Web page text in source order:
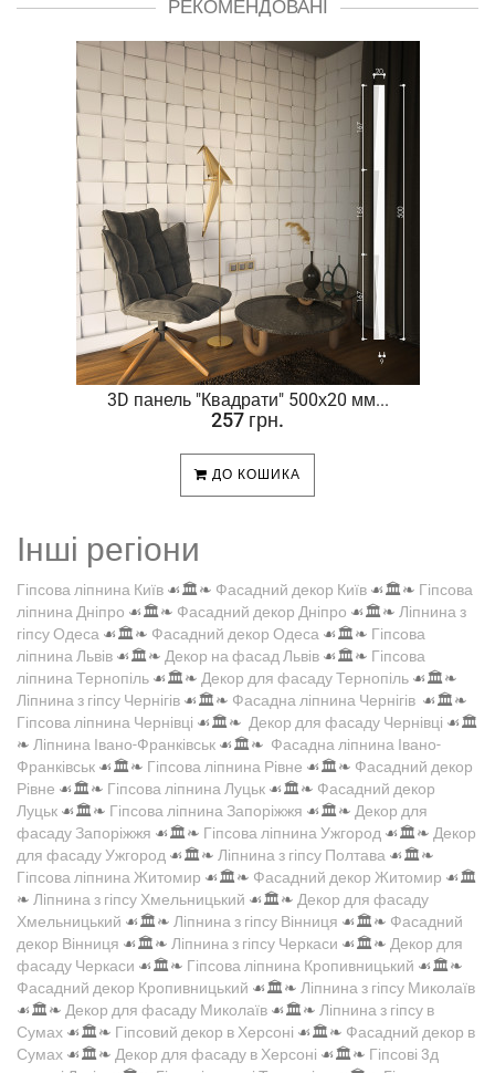
РЕКОМЕНДОВАНІ
3D панель "Квадрати" 500х20 мм...
257 грн.
ДО КОШИКА
Інші регіони
Гіпсова ліпнина Київ ☙🏛️❧ Фасадний декор Київ ☙🏛️❧ Гіпсова
ліпнина Дніпро ☙🏛️❧ Фасадний декор Дніпро ☙🏛️❧ Ліпнина з
гіпсу Одеса ☙🏛️❧ Фасадний декор Одеса ☙🏛️❧ Гіпсова
ліпнина Львів ☙🏛️❧ Декор на фасад Львів ☙🏛️❧ Гіпсова
ліпнина Тернопіль ☙🏛️❧ Декор для фасаду Тернопіль ☙🏛️❧
Ліпнина з гіпсу Чернігів ☙🏛️❧ Фасадна ліпнина Чернігів ☙🏛️❧
Гіпсова ліпнина Чернівці ☙🏛️❧ Декор для фасаду Чернівці ☙🏛️
❧ Ліпнина Івано-Франківськ ☙🏛️❧ Фасадна ліпнина Івано-
Франківськ ☙🏛️❧ Гіпсова ліпнина Рівне ☙🏛️❧ Фасадний декор
Рівне ☙🏛️❧ Гіпсова ліпнина Луцьк ☙🏛️❧ Фасадний декор
Луцьк ☙🏛️❧ Гіпсова ліпнина Запоріжжя ☙🏛️❧ Декор для
фасаду Запоріжжя ☙🏛️❧ Гіпсова ліпнина Ужгород ☙🏛️❧ Декор
для фасаду Ужгород ☙🏛️❧ Ліпнина з гіпсу Полтава ☙🏛️❧
Гіпсова ліпнина Житомир ☙🏛️❧ Фасадний декор Житомир ☙🏛️
❧ Ліпнина з гіпсу Хмельницький ☙🏛️❧ Декор для фасаду
Хмельницький ☙🏛️❧ Ліпнина з гіпсу Вінниця ☙🏛️❧ Фасадний
декор Вінниця ☙🏛️❧ Ліпнина з гіпсу Черкаси ☙🏛️❧ Декор для
фасаду Черкаси ☙🏛️❧ Гіпсова ліпнина Кропивницький ☙🏛️❧
Фасадний декор Кропивницький ☙🏛️❧ Ліпнина з гіпсу Миколаїв
☙🏛️❧ Декор для фасаду Миколаїв ☙🏛️❧ Ліпнина з гіпсу в
Сумах ☙🏛️❧ Гіпсовий декор в Херсоні ☙🏛️❧ Фасадний декор в
Сумах ☙🏛️❧ Декор для фасаду в Херсоні ☙🏛️❧ Гіпсові 3д